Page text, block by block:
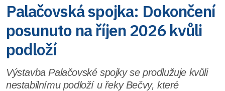
Palačovská spojka: Dokončení
posunuto na říjen 2026 kvůli
podloží
Výstavba Palačovské spojky se prodlužuje kvůli
nestabilnímu podloží u řeky Bečvy, které